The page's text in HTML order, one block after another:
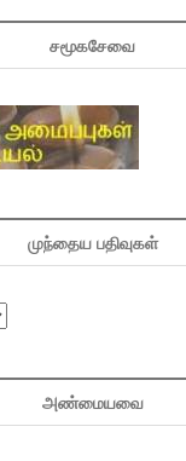
சமூகசேவை
முந்தைய பதிவுகள்
அண்மையவை